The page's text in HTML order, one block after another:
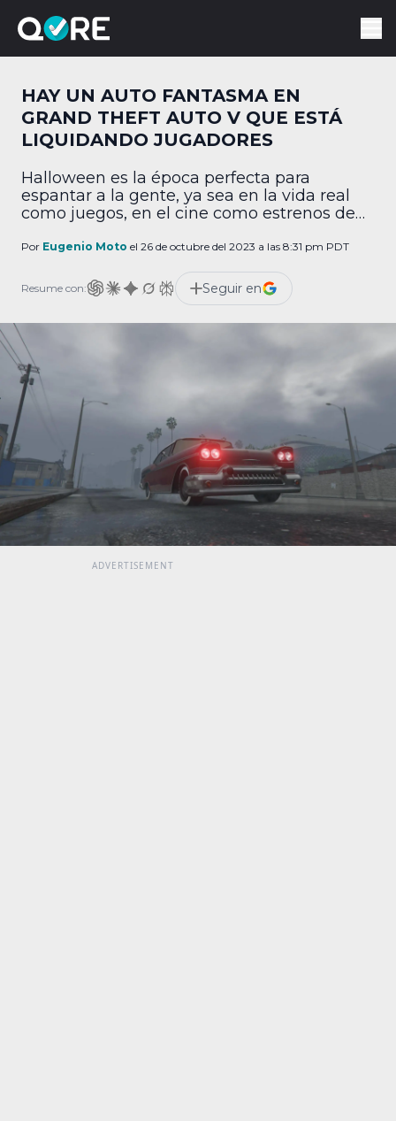
HAY UN AUTO FANTASMA EN
GRAND THEFT AUTO V QUE ESTÁ
LIQUIDANDO JUGADORES
Halloween es la época perfecta para
espantar a la gente, ya sea en la vida real
como juegos, en el cine como estrenos de
en este sentido, Grand Theft Auto vaya que
aparecer un auto asesino. ¿Qué es el […]
Por Eugenio Moto el 26 de octubre del 2023 a las 8:31 pm PDT
Resume con: Seguir en